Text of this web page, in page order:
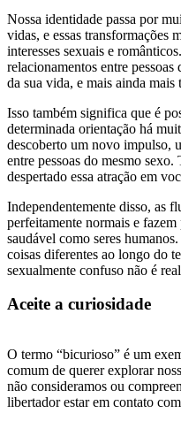
Nossa identidade passa por
vidas, e essas transformações
interesses sexuais e
relacionamentos entre
da sua vida, e mais ainda mais
Isso também significa que é
determinada orientação há
descoberto um novo impulso,
entre pessoas do mesmo
despertado essa atração em
Independentemente disso, as
perfeitamente normais e
saudável como seres
coisas diferentes ao longo do
sexualmente confuso não é
Aceite a curiosidade
O termo “bicurioso” é um
comum de querer explorar
não consideramos ou
libertador estar em contato